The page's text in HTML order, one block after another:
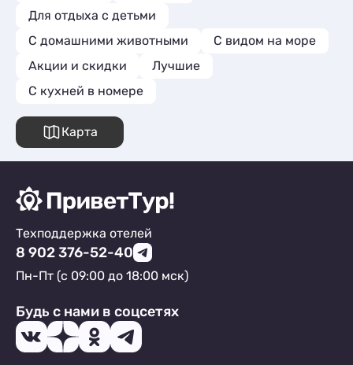
Для отдыха с детьми
С домашними животными
С видом на море
Акции и скидки
Лучшие
C кухней в номере
Карта
Техподдержка отелей
8 902 376-52-40
Пн-Пт (с 09:00 до 18:00 мск)
Будь с нами в соцсетях